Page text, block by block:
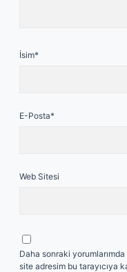
İsim*
E-Posta*
Web Sitesi
Daha sonraki
site adresim bu tarayıcıya